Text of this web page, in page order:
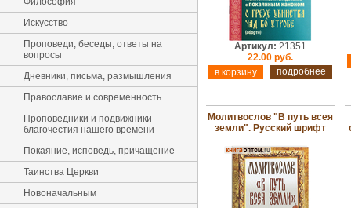
Искусство
Проповеди, беседы, ответы на
вопросы
Дневники, письма, размышления
Православие и современность
Проповедники и подвижники
благочестия нашего времени
Покаяние, исповедь, причащение
Таинства Церкви
Новоначальным
Артикул: 21351
22.00 руб.
подробнее
Молитвослов "В путь всея
земли". Русский шрифт